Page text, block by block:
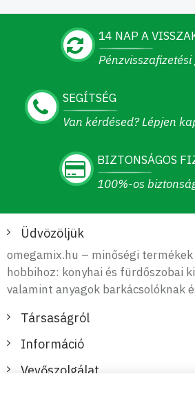
14 NAP A
SEGÍTSÉG
Van kérdésed? Lépjen
BIZTONSÁGOS
100%-os
Üdvözöljük
omegamix.hu – minőségi
hobbihoz: konyhai és fürdőszobai
valamint anyagok barkácsolóknak
Társaságról
Információ
Vevőszolgálat